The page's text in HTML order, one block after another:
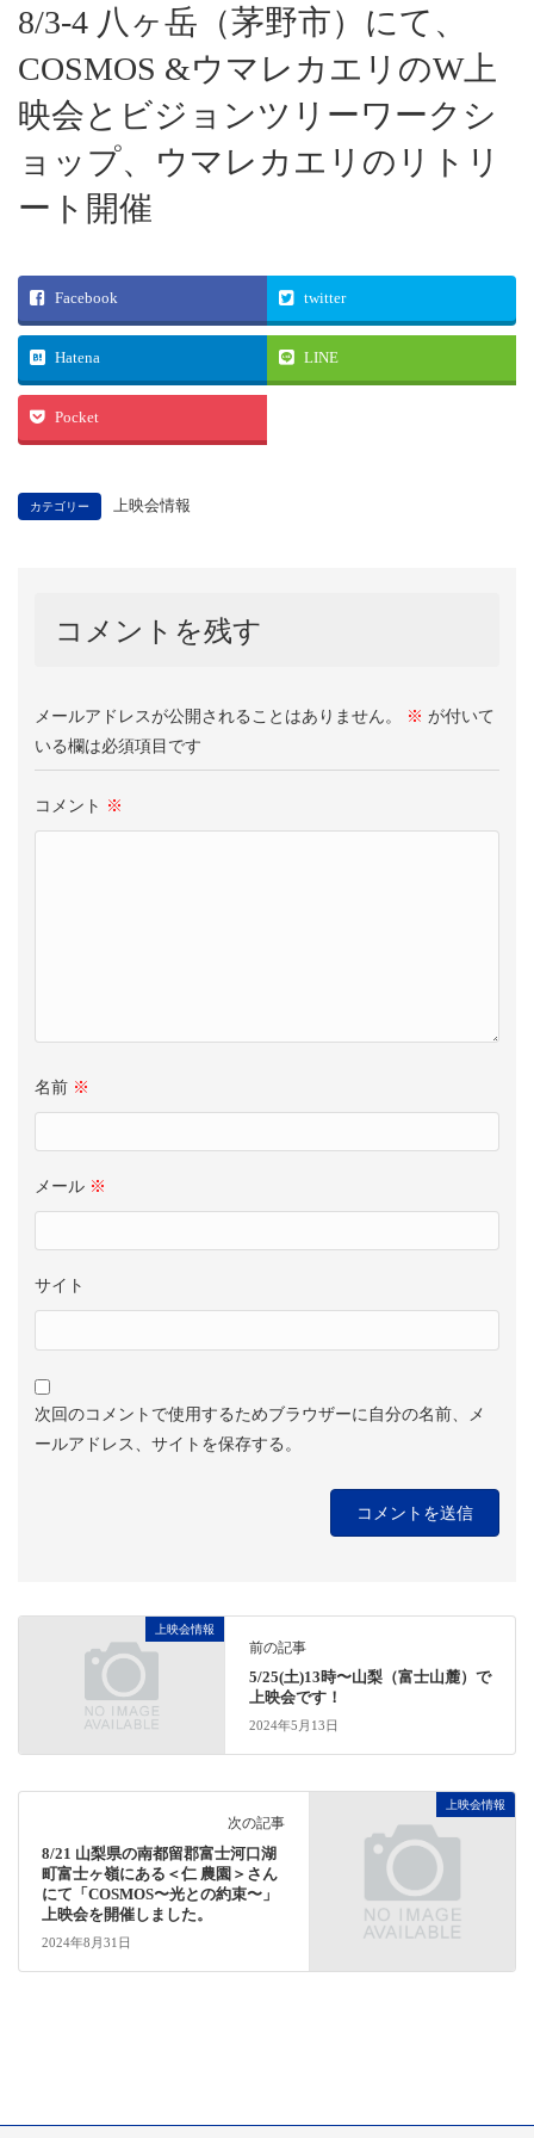
8/3-4 八ヶ岳（茅野市）にて、
COSMOS &ウマレカエリのW上
映会とビジョンツリーワークシ
ョップ、ウマレカエリのリトリ
ート開催
Facebook twitter
Hatena LINE
Pocket
カテゴリー 上映会情報
コメントを残す
メールアドレスが公開されることはありません。 ※ が付いて
いる欄は必須項目です
コメント ※
名前 ※
メール ※
サイト
次回のコメントで使用するためブラウザーに自分の名前、メ
ールアドレス、サイトを保存する。
上映会情報
前の記事
5/25(土)13時〜山梨（富士山麓）で
上映会です！
2024年5月13日
上映会情報
次の記事
8/21 山梨県の南都留郡富士河口湖
町富士ヶ嶺にある＜仁 農園＞さん
にて「COSMOS〜光との約束〜」
上映会を開催しました。
2024年8月31日